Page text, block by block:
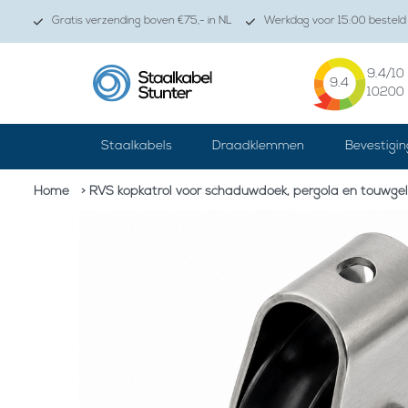
Gratis verzending boven €75,- in NL Werkdag voor 15:00
9.4
9.4/10
10200
Staalkabels Draadklemmen
Home > RVS kopkatrol voor schaduwdoek, pergola en